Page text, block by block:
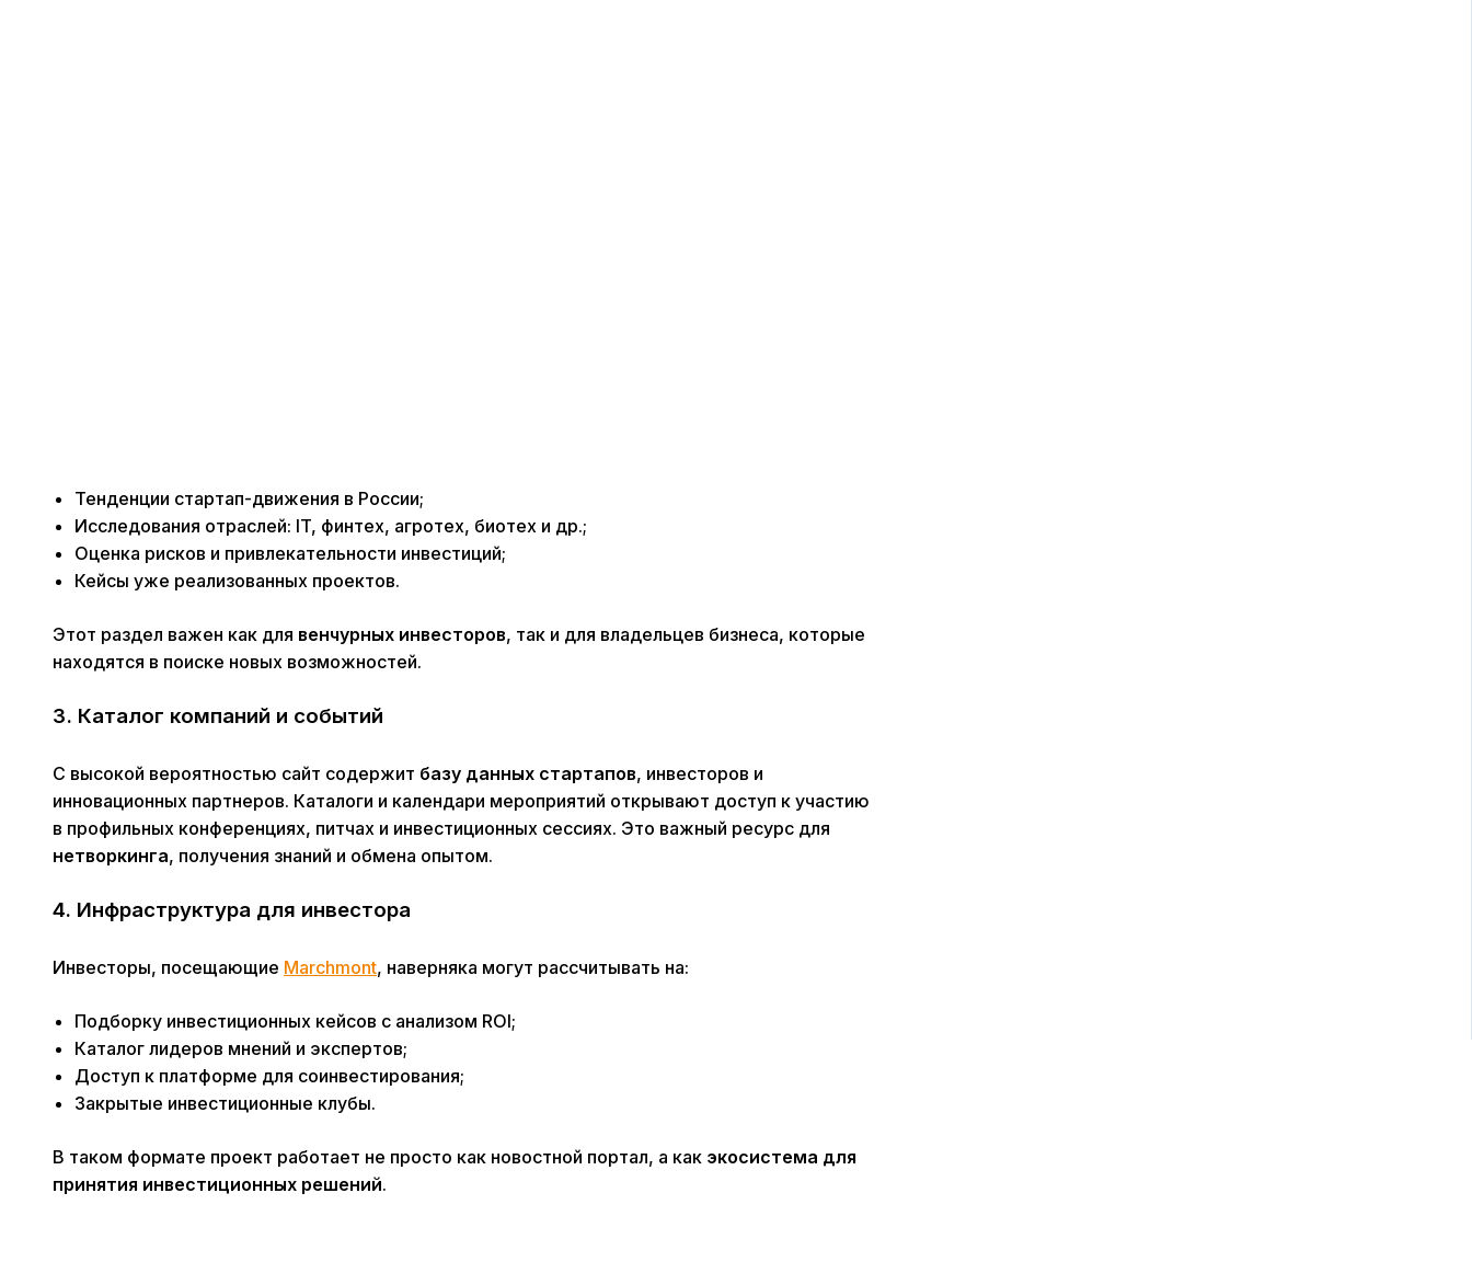
Тенденции стартап-движения в России;
Исследования отраслей: IT, финтех, агротех, биотех и др.;
Оценка рисков и привлекательности инвестиций;
Кейсы уже реализованных проектов.
Этот раздел важен как для венчурных инвесторов, так и для владельцев бизнеса, которые
находятся в поиске новых возможностей.
3. Каталог компаний и событий
С высокой вероятностью сайт содержит базу данных стартапов, инвесторов и
инновационных партнеров. Каталоги и календари мероприятий открывают доступ к участию
в профильных конференциях, питчах и инвестиционных сессиях. Это важный ресурс для
нетворкинга, получения знаний и обмена опытом.
4. Инфраструктура для инвестора
Инвесторы, посещающие Marchmont, наверняка могут рассчитывать на:
Подборку инвестиционных кейсов с анализом ROI;
Каталог лидеров мнений и экспертов;
Доступ к платформе для соинвестирования;
Закрытые инвестиционные клубы.
В таком формате проект работает не просто как новостной портал, а как экосистема для
принятия инвестиционных решений.